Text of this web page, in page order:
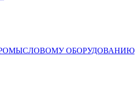
ОБОРУДОВАНИЮ